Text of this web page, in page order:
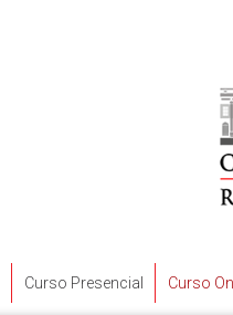
Curso Presencial Curso